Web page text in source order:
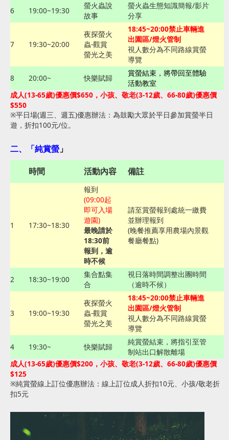
6 19:00~19:30
螢火蟲說
故事
螢火蟲生態知識簡報/影片
分享
7 19:30~20:00
夜探螢火
蟲-觀賞
螢光之美
18:45~20:00禁止車輛進
出園區/燈火管制
視人數分為不同路線賞螢
導覽
8
20:00~ 快樂賦歸
賞螢結束，將帶回至體驗
活動教室
成人(13-65歲)優惠價$650，小孩、敬老(3-12歲、66-80歲)優惠價
$550
※平日場(週三、週五)優惠辦法：為鼓勵大眾於平日參加賞螢半日
遊，折扣100元/位。
二、「純賞螢 」
時間 活動內容 備註
1 17:30~18:30
報到
(09:00起
即可入場
遊園)
最晚請於
18:30前
報到，逾
時不候
請至賞螢報到處統一繳費
並辦理報到
(晚餐推薦享用農場內景觀
餐廳餐點)
2 18:30~19:00
集合點集
合
視日落時間調整出團時間
（逾時不候）
3 19:00~19:30
夜探螢火
蟲-觀賞
螢光之美
18:45~20:00禁止車輛進
出園區/燈火管制
視人數分為不同路線賞螢
導覽
4
19:30~ 快樂賦歸
純賞螢結束，將指引至管
制站出口解散離場
成人(13-65歲)優惠價$200，小孩、敬老(3-12歲、66-80歲)優惠價
$125
※純賞螢線上訂位優惠辦法：線上訂位成人折扣10元、小孩/敬老折
扣5元